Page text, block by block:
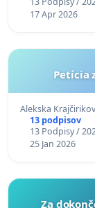
17 Apr 2026
Petícia
Alekska
13 podpisov
13 Podpisy /
25 Jan 2026
Za